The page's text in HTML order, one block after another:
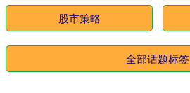
股市策略
全部话题标签